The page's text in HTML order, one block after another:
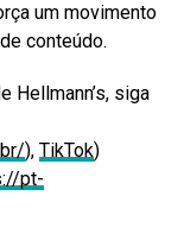
um movimento
conteúdo.
Hellmann’s, siga
), TikTok)
pt-